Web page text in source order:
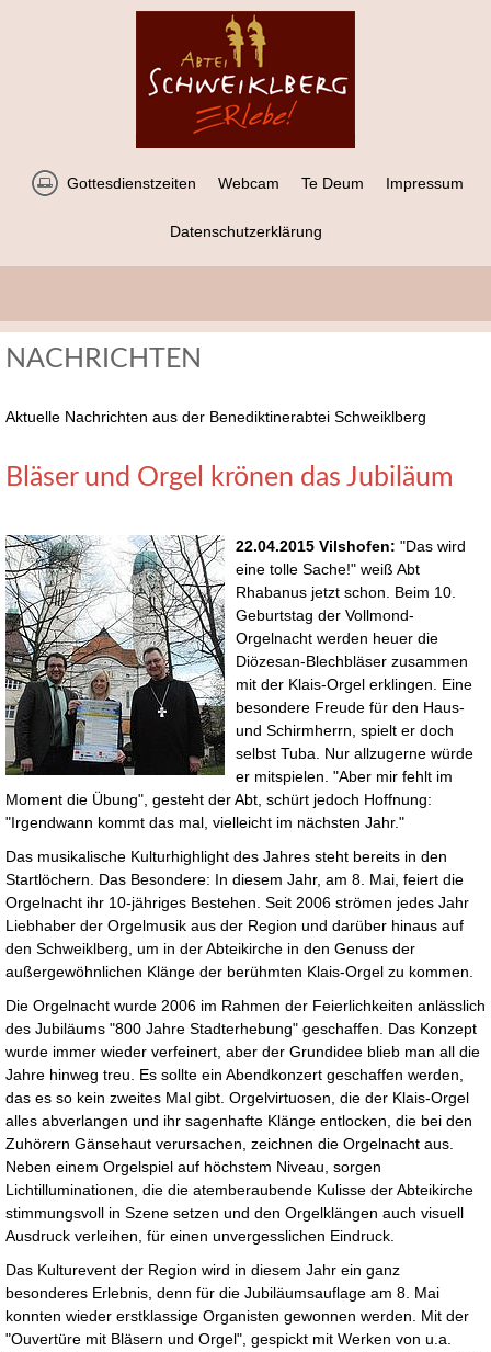
Gottesdienstzeiten Webcam Te Deum Impressum
Datenschutzerklärung
NACHRICHTEN
Aktuelle Nachrichten aus der Benediktinerabtei Schweiklberg
Bläser und Orgel krönen das Jubiläum
22.04.2015 Vilshofen: "Das wird
eine tolle Sache!" weiß Abt
Rhabanus jetzt schon. Beim 10.
Geburtstag der Vollmond-
Orgelnacht werden heuer die
Diözesan-Blechbläser zusammen
mit der Klais-Orgel erklingen. Eine
besondere Freude für den Haus-
und Schirmherrn, spielt er doch
selbst Tuba. Nur allzugerne würde
er mitspielen. "Aber mir fehlt im
Moment die Übung", gesteht der Abt, schürt jedoch Hoffnung:
"Irgendwann kommt das mal, vielleicht im nächsten Jahr."
Das musikalische Kulturhighlight des Jahres steht bereits in den
Startlöchern. Das Besondere: In diesem Jahr, am 8. Mai, feiert die
Orgelnacht ihr 10-jähriges Bestehen. Seit 2006 strömen jedes Jahr
Liebhaber der Orgelmusik aus der Region und darüber hinaus auf
den Schweiklberg, um in der Abteikirche in den Genuss der
außergewöhnlichen Klänge der berühmten Klais-Orgel zu kommen.
Die Orgelnacht wurde 2006 im Rahmen der Feierlichkeiten anlässlich
des Jubiläums "800 Jahre Stadterhebung" geschaffen. Das Konzept
wurde immer wieder verfeinert, aber der Grundidee blieb man all die
Jahre hinweg treu. Es sollte ein Abendkonzert geschaffen werden,
das es so kein zweites Mal gibt. Orgelvirtuosen, die der Klais-Orgel
alles abverlangen und ihr sagenhafte Klänge entlocken, die bei den
Zuhörern Gänsehaut verursachen, zeichnen die Orgelnacht aus.
Neben einem Orgelspiel auf höchstem Niveau, sorgen
Lichtilluminationen, die die atemberaubende Kulisse der Abteikirche
stimmungsvoll in Szene setzen und den Orgelklängen auch visuell
Ausdruck verleihen, für einen unvergesslichen Eindruck.
Das Kulturevent der Region wird in diesem Jahr ein ganz
besonderes Erlebnis, denn für die Jubiläumsauflage am 8. Mai
konnten wieder erstklassige Organisten gewonnen werden. Mit der
"Ouvertüre mit Bläsern und Orgel", gespickt mit Werken von u.a.